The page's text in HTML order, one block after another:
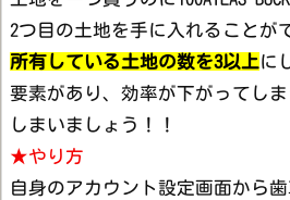
2つ目の土地を手に入れることが
所有している土地の数を3以上 に
要素があり、効率が下がってし
しまいましょう！！
★やり方
自身のアカウント設定画面から